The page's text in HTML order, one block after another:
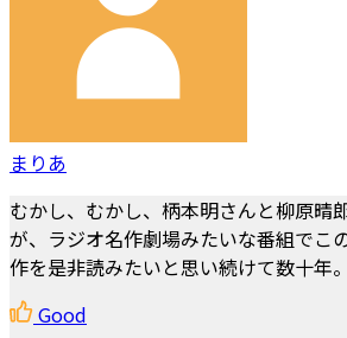
まりあ
むかし、むかし、柄本明さんと柳原晴
が、ラジオ名作劇場みたいな番組でこ
作を是非読みたいと思い続けて数十年。
Good